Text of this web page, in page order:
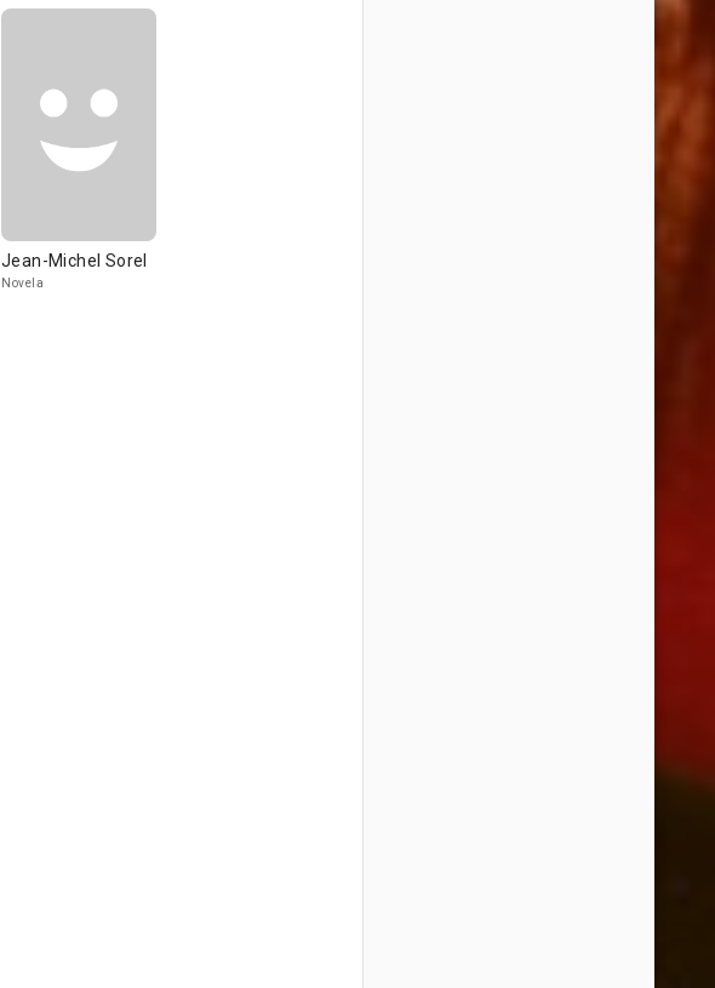
Jean-Michel Sorel
Novela